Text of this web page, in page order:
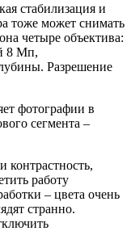
стабилизация и
тоже может снимать
четыре объектива:
8 Мп,
Разрешение
фотографии в
сегмента –
контрастность,
работу
– цвета очень
странно.